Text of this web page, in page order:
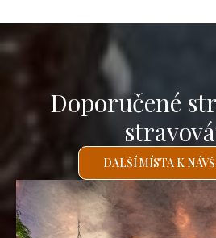
Doporučené
DALŠÍ MÍSTA K